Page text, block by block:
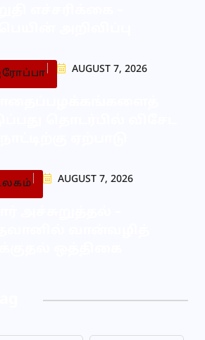
AUGUST 7, 2026
AUGUST 7, 2026